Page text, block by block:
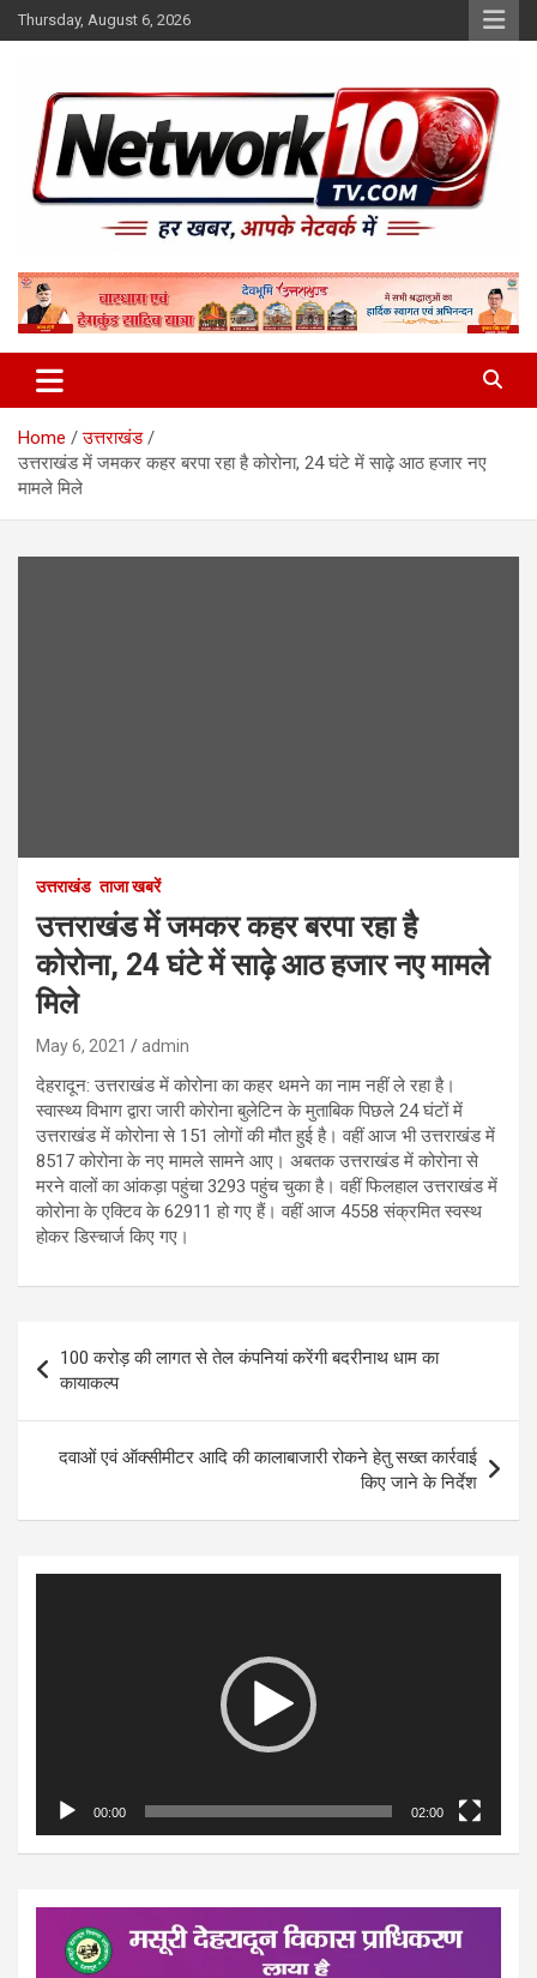
Skip
to
Thursday, August 6, 2026
Network10tv
Home
उत्तराखंड
उत्तराखंड में जमकर कहर बरपा रहा है कोरोना, 24 घंटे में साढ़े आठ हजार नए
मामले मिले
उत्तराखंड ताजा खबरें
उत्तराखंड में जमकर कहर बरपा रहा है
कोरोना, 24 घंटे में साढ़े आठ हजार नए मामले
मिले
May 6, 2021 admin
देहरादून: उत्तराखंड में कोरोना का कहर थमने का नाम नहीं ले रहा है।
स्वास्थ्य विभाग द्वारा जारी कोरोना बुलेटिन के मुताबिक पिछले 24 घंटों में
उत्तराखंड में कोरोना से 151 लोगों की मौत हुई है। वहीं आज भी उत्तराखंड में
8517 कोरोना के नए मामले सामने आए। अबतक उत्तराखंड में कोरोना से
मरने वालों का आंकड़ा पहुंचा 3293 पहुंच चुका है। वहीं फिलहाल उत्तराखंड में
कोरोना के एक्टिव के 62911 हो गए हैं। वहीं आज 4558 संक्रमित स्वस्थ
होकर डिस्चार्ज किए गए।
navigation
100 करोड़ की लागत से तेल कंपनियां करेंगी बदरीनाथ धाम का
कायाकल्प
दवाओं एवं ऑक्सीमीटर आदि की कालाबाजारी रोकने हेतु सख्त कार्रवाई
किए जाने के निर्देश
00:00 02:00